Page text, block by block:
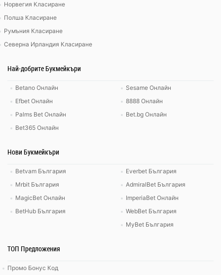
Норвегия Класиране
Полша Класиране
Румъния Класиране
Северна Ирландия Класиране
Най-добрите Букмейкъри
Betano Онлайн
Efbet Онлайн
Palms Bet Онлайн
Bet365 Онлайн
Sesame Онлайн
8888 Онлайн
Bet.bg Онлайн
Нови Букмейкъри
Betvam България
Mrbit България
MagicBet Онлайн
BetHub България
Everbet България
AdmiralBet България
ImperiaBet Онлайн
WebBet България
MyBet България
ТОП Предложения
Промо Бонус Код